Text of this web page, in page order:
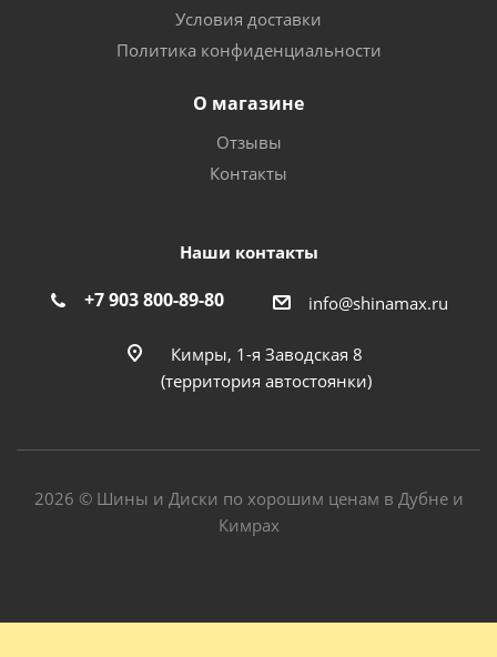
Условия доставки
Политика конфиденциальности
О магазине
Отзывы
Контакты
Наши контакты
+7 903 800-89-80 info@shinamax.ru
Кимры, 1-я Заводская 8
(территория автостоянки)
2026 © Шины и Диски по хорошим ценам в Дубне и
Кимрах